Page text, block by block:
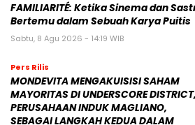
FAMILIARITÉ: Ketika Sinema dan
Bertemu dalam Sebuah Karya Puitis
Sabtu, 8 Agu 2026 - 14:19 WIB
Pers Rilis
MONDEVITA MENGAKUISISI SAHAM
MAYORITAS DI UNDERSCORE DISTRICT,
PERUSAHAAN INDUK MAGLIANO,
SEBAGAI LANGKAH KEDUA DALAM